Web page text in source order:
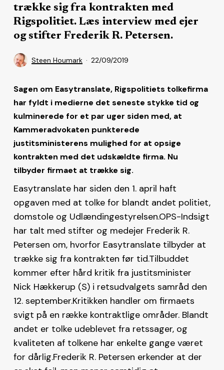
trække sig fra kontrakten med
Rigspolitiet. Læs interview med ejer
og stifter Frederik R. Petersen.
Steen Houmark 22/09/2019
Sagen om Easytranslate, Rigspolitiets tolkefirma
har fyldt i medierne det seneste stykke tid og
kulminerede for et par uger siden med, at
Kammeradvokaten punkterede
justitsministerens mulighed for at opsige
kontrakten med det udskældte firma. Nu
tilbyder firmaet at trække sig.
Easytranslate har siden den 1. april haft
opgaven med at tolke for blandt andet politiet,
domstole og Udlændingestyrelsen.OPS-Indsigt
har talt med stifter og medejer Frederik R.
Petersen om, hvorfor Easytranslate tilbyder at
trække sig fra kontrakten før tid.Tilbuddet
kommer efter hård kritik fra justitsminister
Nick Hækkerup (S) i retsudvalgets samråd den
12. september.Kritikken handler om firmaets
svigt på en række kontraktlige områder. Blandt
andet er tolke udeblevet fra retssager, og
kvaliteten af tolkene har enkelte gange været
for dårlig.Frederik R. Petersen erkender at der